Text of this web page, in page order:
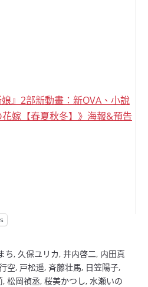
ち, 久保ユリカ, 井内啓二, 内田真
空, 戸松遥, 斉藤壮馬, 日笠陽子,
, 松岡禎丞, 桜美かつし, 水瀬いの